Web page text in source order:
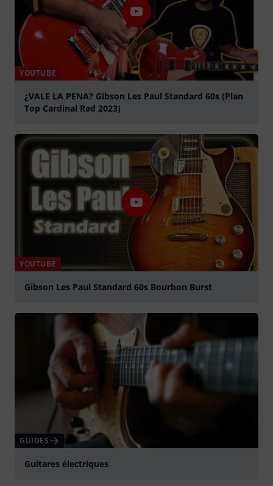
YOUTUBE
¿VALE LA PENA? Gibson Les Paul Standard 60s (Plan
Top Cardinal Red 2023)
YOUTUBE
Gibson Les Paul Standard 60s Bourbon Burst
GUIDES
Guitares électriques